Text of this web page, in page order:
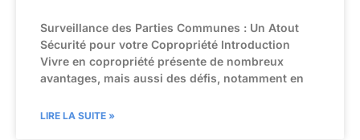
Surveillance des Parties Communes : Un Atout
Sécurité pour votre Copropriété Introduction
Vivre en copropriété présente de nombreux
avantages, mais aussi des défis, notamment en
LIRE LA SUITE »